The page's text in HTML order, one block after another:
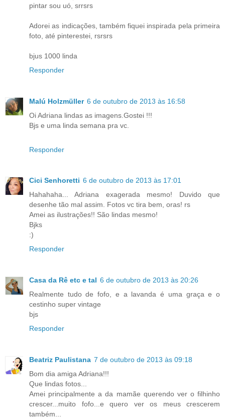
pintar sou uó, srrsrs
Adorei as indicações, também fiquei inspirada pela primeira
foto, até pinterestei, rsrsrs
bjus 1000 linda
Responder
Malú Holzmüller 6 de outubro de 2013 às 16:58
Oi Adriana lindas as imagens.Gostei !!!
Bjs e uma linda semana pra vc.
Responder
Cici Senhoretti 6 de outubro de 2013 às 17:01
Hahahaha... Adriana exagerada mesmo! Duvido que
desenhe tão mal assim. Fotos vc tira bem, oras! rs
Amei as ilustrações!! São lindas mesmo!
Bjks
:)
Responder
Casa da Rê etc e tal 6 de outubro de 2013 às 20:26
Realmente tudo de fofo, e a lavanda é uma graça e o
cestinho super vintage
bjs
Responder
Beatriz Paulistana 7 de outubro de 2013 às 09:18
Bom dia amiga Adriana!!!
Que lindas fotos...
Amei principalmente a da mamãe querendo ver o filhinho
crescer...muito fofo...e quero ver os meus crescerem
também...